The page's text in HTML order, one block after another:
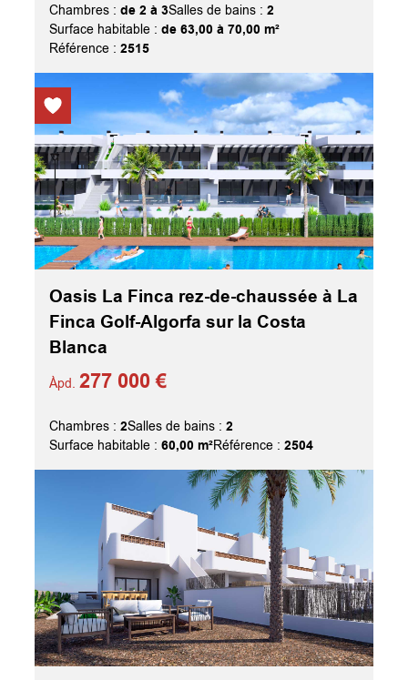
Chambres :de 2 à 3Salles de bains :2
Surface habitable :de 63,00 à 70,00 m²
Référence :2515
Oasis La Finca rez-de-chaussée à La
Finca Golf-Algorfa sur la Costa
Blanca
Àpd.277 000 €
Chambres :2Salles de bains :2
Surface habitable :60,00 m²Référence :2504